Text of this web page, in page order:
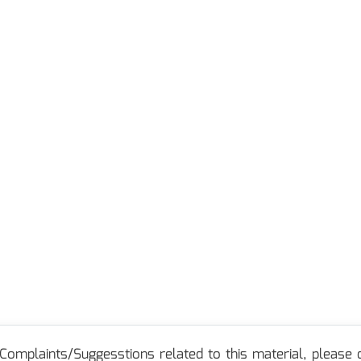
Suggesstions related to this material, please